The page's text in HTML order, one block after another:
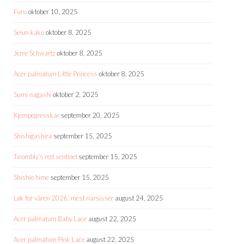
Furu oktober 10, 2025
Seiun kaku oktober 8, 2025
Jerre Schwartzoktober 8, 2025
Acer palmatum Little Princess oktober 8, 2025
Sumi nagashi oktober 2, 2025
Kjempegresskar september 20, 2025
Shishigashira september 15, 2025
Twombly’s red sentinel september 15, 2025
Shishio hime september 15, 2025
Løk for våren 2026: mest narsisser august 24, 2025
Acer palmatum Baby Lace august 22, 2025
Acer palmatum Pink Lace august 22, 2025